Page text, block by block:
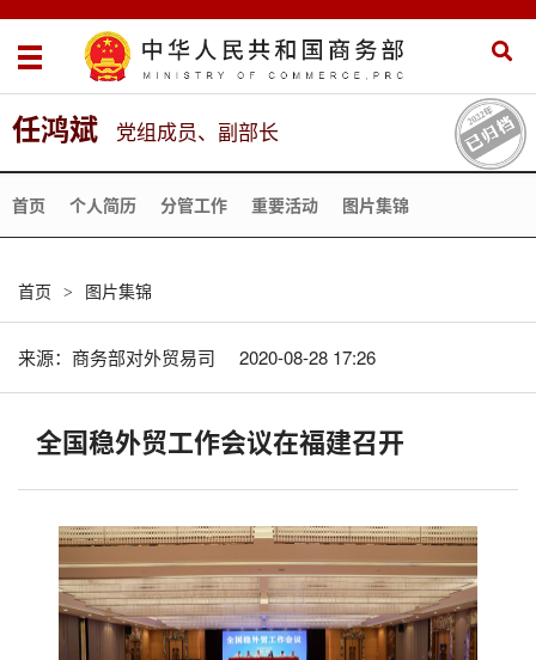
任鸿斌 党组成员、副部长
首页 个人简历 分管工作 重要活动 图片集锦
首页 > 图片集锦
来源： 商务部对外贸易司 2020-08-28 17:26
全国稳外贸工作会议在福建召开